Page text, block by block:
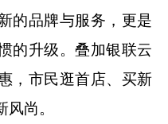
品牌与服务，更是
的升级。叠加银联云
，市民逛首店、买新
尚。